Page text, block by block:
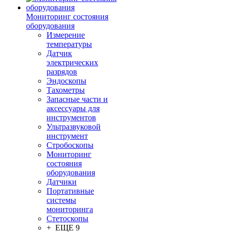
Мониторинг состояния
оборудования
Измерение
температуры
Датчик
электрических
разрядов
Эндоскопы
Тахометры
Запасные части и
аксессуары для
инструментов
Ультразвуковой
инструмент
Стробоскопы
Мониторинг
состояния
оборудования
Датчики
Портативные
системы
мониторинга
Стетоскопы
+ ЕЩЕ 9